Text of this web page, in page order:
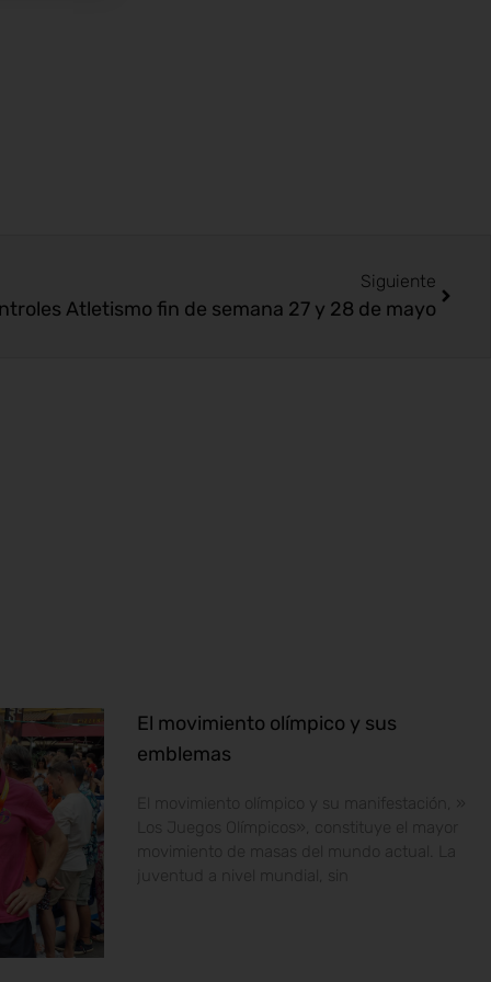
Siguiente
Atletismo fin de semana 27 y 28 de mayo
El movimiento olímpico y sus
emblemas
El movimiento olímpico y su manifestación, »
Los Juegos Olímpicos», constituye el mayor
movimiento de masas del mundo actual. La
juventud a nivel mundial, sin